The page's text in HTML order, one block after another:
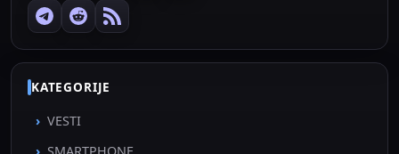
KATEGORIJE
VESTI